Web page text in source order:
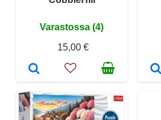
Varastossa (4)
15,00 €